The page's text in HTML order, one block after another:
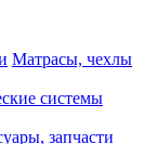
Матрасы, чехлы
системы
запчасти